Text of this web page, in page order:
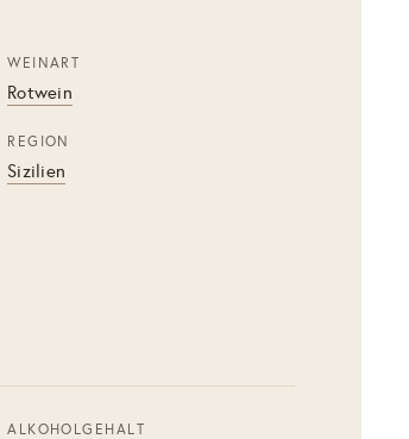
WEINART
Rotwein
REGION
Sizilien
ALKOHOLGEHALT